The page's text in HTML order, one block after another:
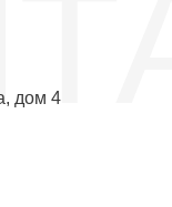
дом 4